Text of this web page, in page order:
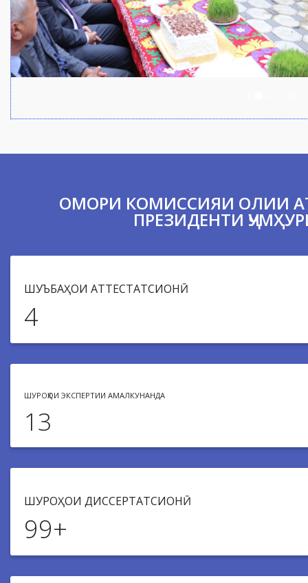
ОМОРИ КОМИССИЯИ ОЛИИ
ШУЪБАҲОИ АТТЕСТАТСИОНӢ
ШУРОҲОИ ЭКСПЕРТИИ АМАЛКУНАНДА
13
ШУРОҲОИ ДИССЕРТАТСИОНӢ
99+
МАҶАЛЛАҲОИ ТАҚРИЗШАВАНДА
75+